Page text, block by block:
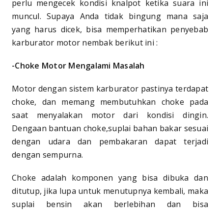
perlu mengecek kondisi knalpot ketika suara ini
muncul. Supaya Anda tidak bingung mana saja
yang harus dicek, bisa memperhatikan penyebab
karburator motor nembak berikut ini :
-Choke Motor Mengalami Masalah
Motor dengan sistem karburator pastinya terdapat
choke, dan memang membutuhkan choke pada
saat menyalakan motor dari kondisi dingin.
Dengaan bantuan choke,suplai bahan bakar sesuai
dengan udara dan pembakaran dapat terjadi
dengan sempurna.
Choke adalah komponen yang bisa dibuka dan
ditutup, jika lupa untuk menutupnya kembali, maka
suplai bensin akan berlebihan dan bisa